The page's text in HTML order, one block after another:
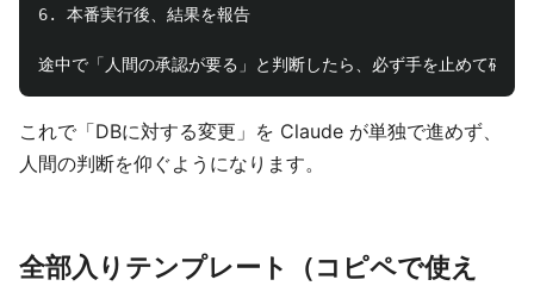
6.
本番実行後、結果を報告
これで「DBに対する変更」を Claude が単独で進めず、
人間の判断を仰ぐようになります。
全部入りテンプレート（コピペで使え